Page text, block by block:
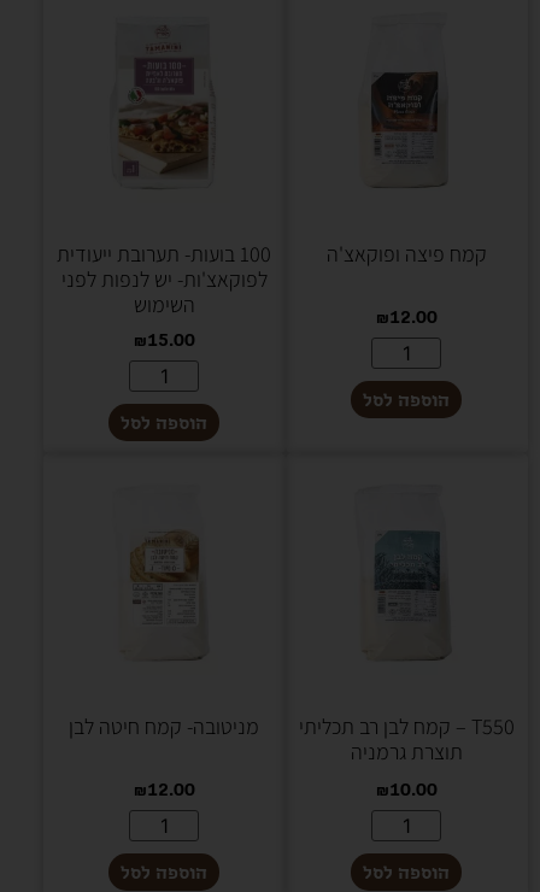
קמח פיצה ופוקאצ'ה
₪12.00
הוספה לסל
100 בועות- תערובת ייעודית
לפוקאצ'ות- יש לנפות לפני
השימוש
₪15.00
הוספה לסל
T550 – קמח לבן רב תכליתי
תוצרת גרמניה
₪10.00
הוספה לסל
מניטובה- קמח חיטה לבן
₪12.00
הוספה לסל